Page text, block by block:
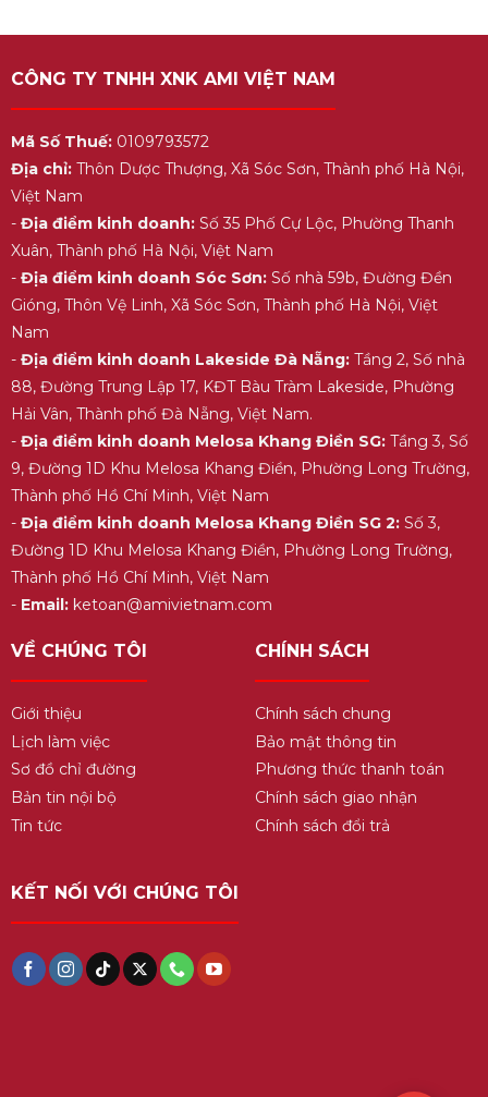
CÔNG TY TNHH XNK AMI VIỆT NAM
Mã Số Thuế:0109793572
Địa chỉ:Thôn Dược Thượng, Xã Sóc Sơn, Thành phố Hà Nội,
Việt Nam
- Địa điểm kinh doanh:Số 35 Phố Cự Lộc, Phường Thanh
Xuân, Thành phố Hà Nội, Việt Nam
- Địa điểm kinh doanh Sóc Sơn:Số nhà 59b, Đường Đền
Gióng, Thôn Vệ Linh, Xã Sóc Sơn, Thành phố Hà Nội, Việt
Nam
- Địa điểm kinh doanh Lakeside Đà Nẵng:Tầng 2, Số nhà
88, Đường Trung Lập 17, KĐT Bàu Tràm Lakeside, Phường
Hải Vân, Thành phố Đà Nẵng, Việt Nam.
- Địa điểm kinh doanh Melosa Khang Điền SG:Tầng 3, Số
9, Đường 1D Khu Melosa Khang Điền, Phường Long Trường,
Thành phố Hồ Chí Minh, Việt Nam
- Địa điểm kinh doanh Melosa Khang Điền SG 2:Số 3,
Đường 1D Khu Melosa Khang Điền, Phường Long Trường,
Thành phố Hồ Chí Minh, Việt Nam
- Email:ketoan@amivietnam.com
VỀ CHÚNG TÔI
Giới thiệu
Lịch làm việc
Sơ đồ chỉ đường
Bản tin nội bộ
Tin tức
CHÍNH SÁCH
Chính sách chung
Bảo mật thông tin
Phương thức thanh toán
Chính sách giao nhận
Chính sách đổi trả
KẾT NỐI VỚI CHÚNG TÔI